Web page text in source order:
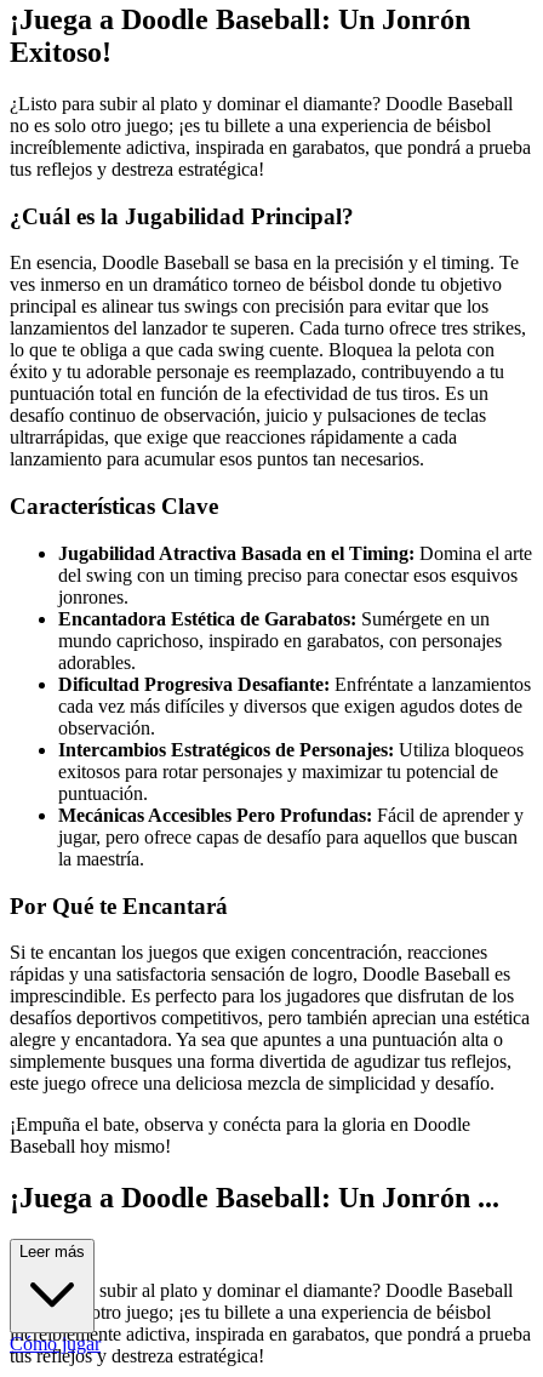
¡Juega a Doodle Baseball: Un Jonrón
Exitoso!
¿Listo para subir al plato y dominar el diamante? Doodle Baseball
no es solo otro juego; ¡es tu billete a una experiencia de béisbol
increíblemente adictiva, inspirada en garabatos, que pondrá a prueba
tus reflejos y destreza estratégica!
¿Cuál es la Jugabilidad Principal?
En esencia, Doodle Baseball se basa en la precisión y el timing. Te
ves inmerso en un dramático torneo de béisbol donde tu objetivo
principal es alinear tus swings con precisión para evitar que los
lanzamientos del lanzador te superen. Cada turno ofrece tres strikes,
lo que te obliga a que cada swing cuente. Bloquea la pelota con
éxito y tu adorable personaje es reemplazado, contribuyendo a tu
puntuación total en función de la efectividad de tus tiros. Es un
desafío continuo de observación, juicio y pulsaciones de teclas
ultrarrápidas, que exige que reacciones rápidamente a cada
lanzamiento para acumular esos puntos tan necesarios.
Características Clave
Jugabilidad Atractiva Basada en el Timing: Domina el arte
del swing con un timing preciso para conectar esos esquivos
jonrones.
Encantadora Estética de Garabatos: Sumérgete en un
mundo caprichoso, inspirado en garabatos, con personajes
adorables.
Dificultad Progresiva Desafiante: Enfréntate a lanzamientos
cada vez más difíciles y diversos que exigen agudos dotes de
observación.
Intercambios Estratégicos de Personajes: Utiliza bloqueos
exitosos para rotar personajes y maximizar tu potencial de
puntuación.
Mecánicas Accesibles Pero Profundas: Fácil de aprender y
jugar, pero ofrece capas de desafío para aquellos que buscan
la maestría.
Por Qué te Encantará
Si te encantan los juegos que exigen concentración, reacciones
rápidas y una satisfactoria sensación de logro, Doodle Baseball es
imprescindible. Es perfecto para los jugadores que disfrutan de los
desafíos deportivos competitivos, pero también aprecian una estética
alegre y encantadora. Ya sea que apuntes a una puntuación alta o
simplemente busques una forma divertida de agudizar tus reflejos,
este juego ofrece una deliciosa mezcla de simplicidad y desafío.
¡Empuña el bate, observa y conécta para la gloria en Doodle
Baseball hoy mismo!
¡Juega a Doodle Baseball: Un Jonrón ...
Exitoso!
¿Listo para subir al plato y dominar el diamante? Doodle Baseball
no es solo otro juego; ¡es tu billete a una experiencia de béisbol
increíblemente adictiva, inspirada en garabatos, que pondrá a prueba
tus reflejos y destreza estratégica!
Leer más
Cómo jugar